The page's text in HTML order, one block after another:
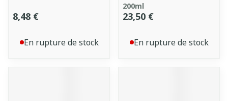
8,48 €
En rupture de stock
200ml
23,50 €
En rupture de stock